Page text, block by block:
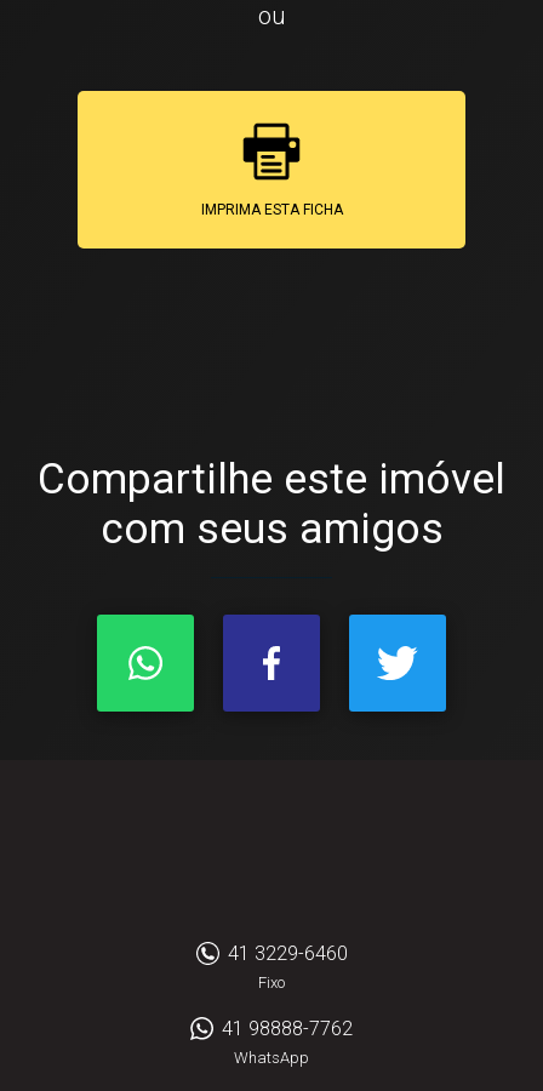
ou
IMPRIMA ESTA FICHA
Compartilhe este imóvel
com seus amigos
41 3229-6460
Fixo
41 98888-7762
WhatsApp